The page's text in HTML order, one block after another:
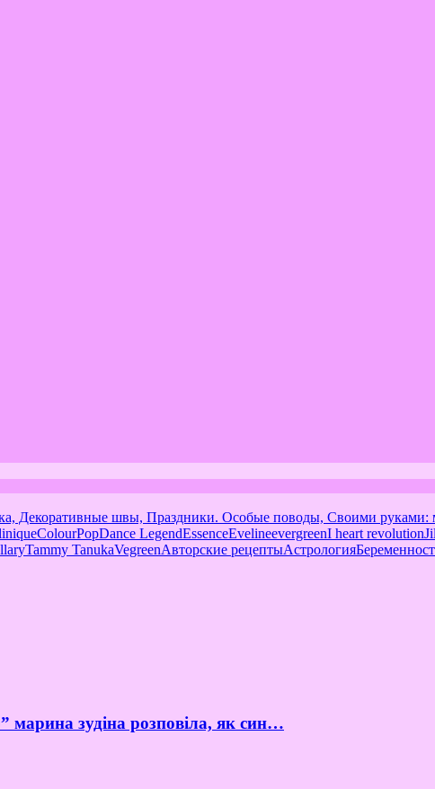
Декоративные швы, Праздники. Особые поводы, Своими руками:
ColourPopDance LegendEssenceEvelineevergreenI heart revolution
Tammy TanukaVegreenАвторские рецептыАстрология
марина зудіна розповіла, як син…